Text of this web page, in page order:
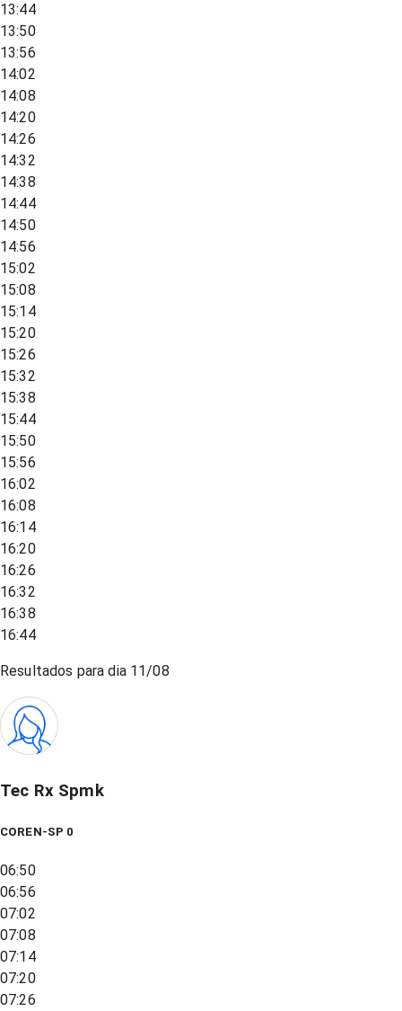
13:44
13:50
13:56
14:02
14:08
14:20
14:26
14:32
14:38
14:44
14:50
14:56
15:02
15:08
15:14
15:20
15:26
15:32
15:38
15:44
15:50
15:56
16:02
16:08
16:14
16:20
16:26
16:32
16:38
16:44
Resultados para dia 11/08
Tec Rx Spmk
COREN-SP 0
06:50
06:56
07:02
07:08
07:14
07:20
07:26